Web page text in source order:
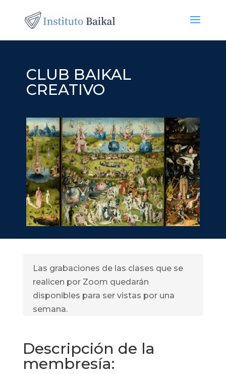
CLUB BAIKAL
CREATIVO
Las grabaciones de las clases que se
realicen por Zoom quedarán
disponibles para ser vistas por una
semana.
Descripción de la
membresía: